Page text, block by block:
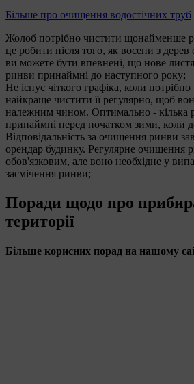
Більше про очищення водостічних труб
Жолоб потрібно чистити щонайменше
це робити після того, як восени з дерев
ви можете бути впевнені, що нове
ринви принаймні до наступного року;
Не існує чіткого графіка, коли
найкраще чистити її регулярно, щоб
належним чином. Оптимально - кілька
принаймні перед початком зими, коли
Відповідальність за очищення ринви
орендар будинку. Регулярне очищення
обов'язковим, але воно необхідне у
засмічення ринви;
Поради щодо про
території
Більше корисних порад на нашому